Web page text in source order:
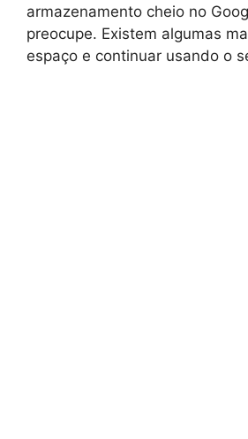
armazenamento cheio no
preocupe. Existem algumas
espaço e continuar usando o